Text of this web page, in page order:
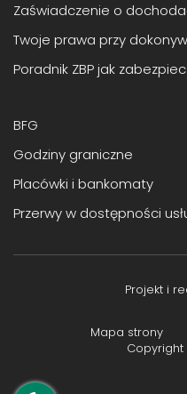
Zaświadczenie o
Twoje prawa przy
Poradnik ZBP jak
BFG
Godziny graniczne
Placówki i bankomaty
Przerwy w dostępności
Projekt i
Mapa strony